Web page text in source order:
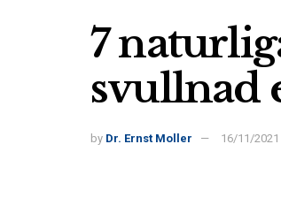
7
svullnad
by Dr. Ernst Moller 16/11/2021